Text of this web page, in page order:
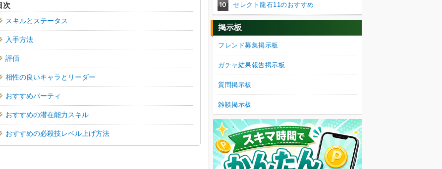
次
スキルとステータス
入手方法
評価
相性の良いキャラとリーダー
おすすめパーティ
おすすめの潜在能力スキル
おすすめの必殺技レベル上げ方法
10 セレクト龍石11のおすすめ
掲示板
フレンド募集掲示板
ガチャ結果報告掲示板
質問掲示板
雑談掲示板